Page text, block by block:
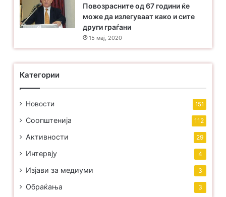
Повозрасните од 67 години ќе
може да излегуваат како и сите
други граѓани
15 мај, 2020
Категории
Новости 151
Соопштенија 112
Активности 29
Интервју 4
Изјави за медиуми 3
Обраќања 3